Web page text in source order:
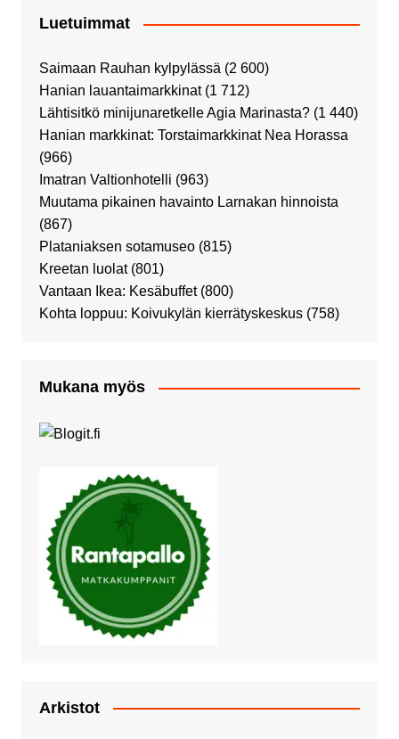
Luetuimmat
Saimaan Rauhan kylpylässä (2 600)
Hanian lauantaimarkkinat (1 712)
Lähtisitkö minijunaretkelle Agia Marinasta? (1 440)
Hanian markkinat: Torstaimarkkinat Nea Horassa
(966)
Imatran Valtionhotelli (963)
Muutama pikainen havainto Larnakan hinnoista
(867)
Plataniaksen sotamuseo (815)
Kreetan luolat (801)
Vantaan Ikea: Kesäbuffet (800)
Kohta loppuu: Koivukylän kierrätyskeskus (758)
Mukana myös
Arkistot